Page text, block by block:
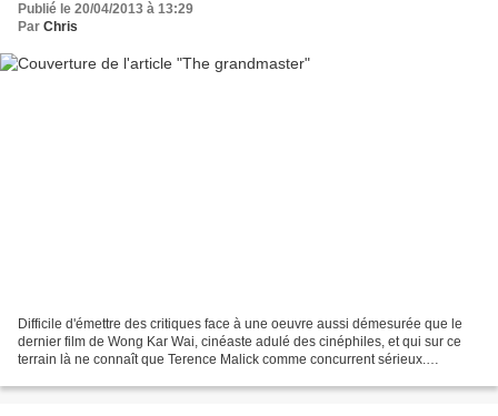
Publié le 20/04/2013 à 13:29
Par Chris
Difficile d'émettre des critiques face à une oeuvre aussi démesurée que le
dernier film de Wong Kar Wai, cinéaste adulé des cinéphiles, et qui sur ce
terrain là ne connaît que Terence Malick comme concurrent sérieux.